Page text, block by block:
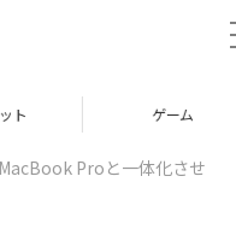
ゲーム
MacBook Proと一体化させ